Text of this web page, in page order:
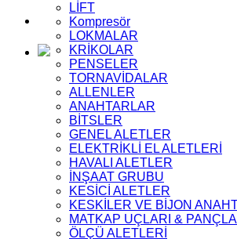
LİFT
Kompresör
LOKMALAR
KRİKOLAR
PENSELER
TORNAVİDALAR
ALLENLER
ANAHTARLAR
BİTSLER
GENEL ALETLER
ELEKTRİKLİ EL ALETLERİ
HAVALI ALETLER
İNŞAAT GRUBU
KESİCİ ALETLER
KESKİLER VE BİJON
MATKAP UÇLARI &
ÖLÇÜ ALETLERİ